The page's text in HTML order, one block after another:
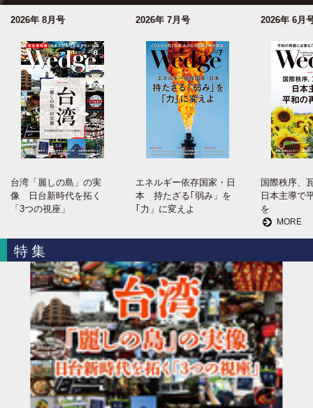
2026年 8月号
台湾「麗しの島」の実
像 日台新時代を拓く
「3つの視座」
2026年 7月号
エネルギー依存国家・日
本 持たざる｢弱み」を
｢力」に変えよ
2026年 6月
国際秩序
日本主導で
を
MORE
特集